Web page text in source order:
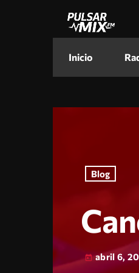
Inicio
Blog
today abril 6,